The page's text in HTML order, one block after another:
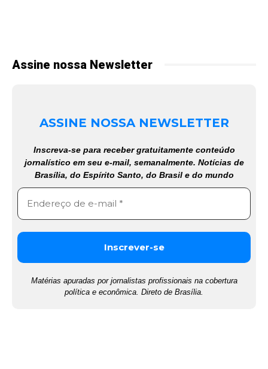
Assine nossa Newsletter
ASSINE NOSSA NEWSLETTER
Inscreva-se para receber gratuitamente conteúdo
jornalístico em seu e-mail, semanalmente. Notícias de
Brasília, do Espírito Santo, do Brasil e do mundo
Matérias apuradas por jornalistas profissionais na cobertura
política e econômica. Direto de Brasília.